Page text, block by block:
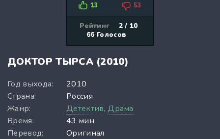
13 53
Рейтинг
2 / 10
66 Голосов
ДОКТОР ТЫРСА (2010)
Год выхода:
2010
Страна:
Россия
Жанр:
Детектив,Драма
Время:
43 мин
Перевод:
Оригинал